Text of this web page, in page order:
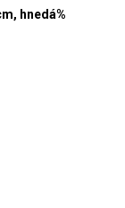
hnedá%